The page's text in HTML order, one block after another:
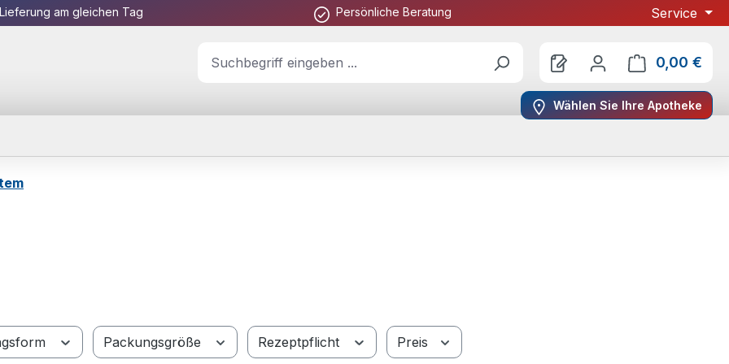
Lieferung am gleichen Tag Persönliche Beratung Service
0,00 €
Wählen Sie Ihre Apotheke
Packungsgröße Rezeptpflicht Preis